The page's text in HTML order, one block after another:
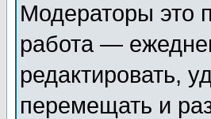
Модераторы это
работа —
редактировать,
перемещать и